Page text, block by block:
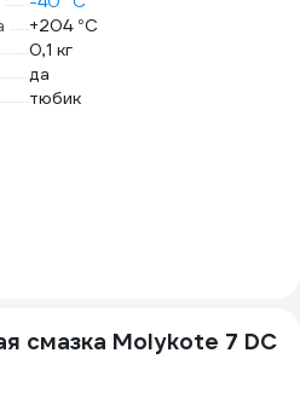
+204 °С
0,1 кг
да
тюбик
смазка Molykote 7 DC